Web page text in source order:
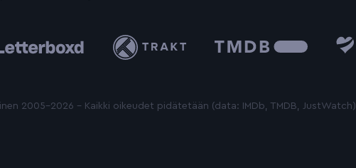
Trakt
Database
2005-2026 - Kaikki oikeudet pidätetään (data: IMDb, TMDB, JustWatch)